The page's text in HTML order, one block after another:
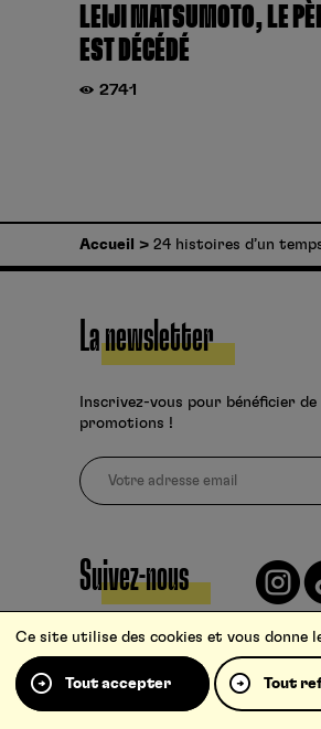
LEIJI MATSUMOTO, LE
EST DÉCÉDÉ
2741
Accueil 24 histoires d’un
La newsletter
Inscrivez-vous pour bénéficier
promotions !
Suivez-nous
Charte pour la protection
Ce site utilise des cookies et vous donne
Tout accepter Tout